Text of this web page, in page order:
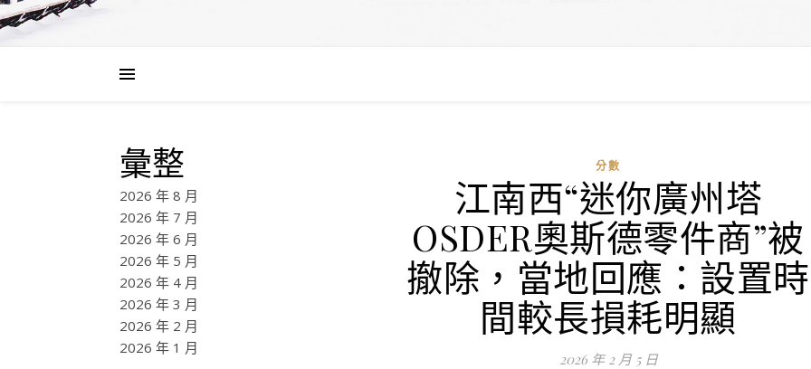
彙整
2026 年 8 月
2026 年 7 月
2026 年 6 月
2026 年 5 月
2026 年 4 月
2026 年 3 月
2026 年 2 月
2026 年 1 月
分數
江南西“迷你廣州塔
OSDER奧斯德零件商”被
撤除，當地回應：設置時
間較長損耗明顯
2026 年 2 月 5 日